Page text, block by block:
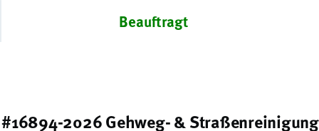
Beauftragt
#16894-2026 Gehweg- & Straßenreinigung